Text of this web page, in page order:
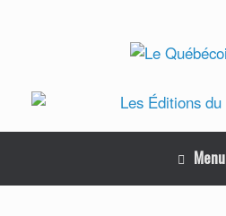
Menu